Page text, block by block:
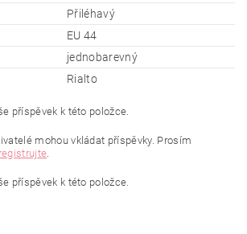
Přiléhavý
EU 44
jednobarevný
Rialto
příspěvek k této položce.
mohou vkládat příspěvky. Prosím
registrujte.
příspěvek k této položce.